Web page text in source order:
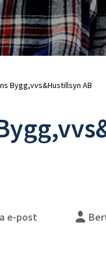
(vattenburen
Bygg,vvs&Hustillsyn AB
e-post